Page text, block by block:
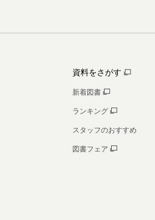
資料をさがす
新着図書
ランキング
スタッフのおすすめ
図書フェア